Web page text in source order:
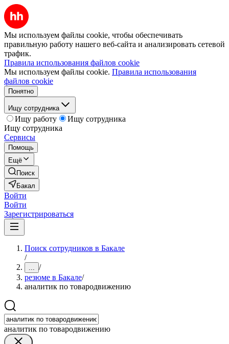
Мы используем файлы cookie, чтобы обеспечивать
правильную работу нашего веб-сайта и анализировать сетевой
трафик.
Правила использования файлов cookie
Мы используем файлы cookie. Правила использования
файлов cookie
Понятно
Ищу сотрудника
Ищу работу
Ищу сотрудника
Ищу сотрудника
Сервисы
Помощь
Ещё
Поиск
Бакал
Войти
Войти
Зарегистрироваться
Поиск сотрудников в Бакале
/
... /
резюме в Бакале/
аналитик по товародвижению
аналитик по товародвижению